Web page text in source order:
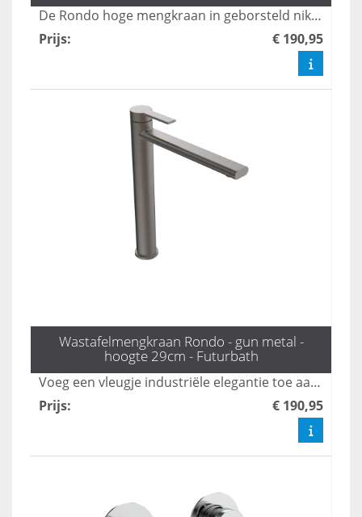
De Rondo hoge mengkraan in geborsteld nikkel voegt een vleugje tijdloze elegantie toe aan elke badkamer. Met een hoogte van 29 cm is deze kraan perfect geschikt voor statement wastafels, waardoor functionaliteit en stijl naadloos samenkomen. Upgrade uw sanitair met deze prachtige toevoeging.
Prijs: € 190,95
Wastafelmengkraan Rondo - gun metal -
hoogte 29cm - Futurbath
Voeg een vleugje industriële elegantie toe aan uw badkamer met de Rondo hoge mengkraan in gunmetal. Met een hoogte van 29 cm is deze kraan ideaal voor moderne badkamerontwerpen, en combineert stijl met functionaliteit voor een verfijnde uitstraling. Upgrade uw interieur met deze prachtige toevoeging die zowel esthetisch als praktisch is.
Prijs: € 190,95